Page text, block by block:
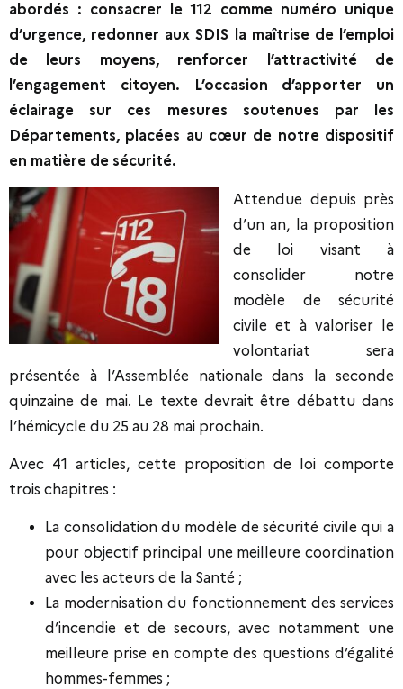
abordés : consacrer le 112 comme numéro unique
d’urgence, redonner aux SDIS la maîtrise de l’emploi
de leurs moyens, renforcer l’attractivité de
l’engagement citoyen. L’occasion d’apporter un
éclairage sur ces mesures soutenues par les
Départements, placées au cœur de notre dispositif
en matière de sécurité.
Attendue depuis près
d’un an, la proposition
de loi visant à
consolider notre
modèle de sécurité
civile et à valoriser le
volontariat sera
présentée à l’Assemblée nationale dans la seconde
quinzaine de mai. Le texte devrait être débattu dans
l’hémicycle du 25 au 28 mai prochain.
Avec 41 articles, cette proposition de loi comporte
trois chapitres :
La consolidation du modèle de sécurité civile qui a
pour objectif principal une meilleure coordination
avec les acteurs de la Santé ;
La modernisation du fonctionnement des services
d’incendie et de secours, avec notamment une
meilleure prise en compte des questions d’égalité
hommes-femmes ;